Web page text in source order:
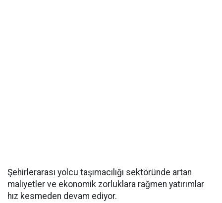
Şehirlerarası yolcu taşımacılığı sektöründe artan
maliyetler ve ekonomik zorluklara rağmen yatırımlar
hız kesmeden devam ediyor.